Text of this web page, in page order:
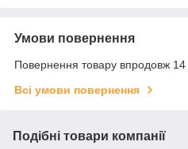
Умови повернення
Повернення товару впродовж 14
Всі умови повернення
Подібні товари компанії